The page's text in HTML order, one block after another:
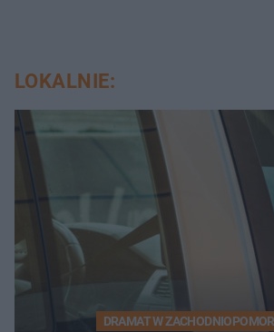
LOKALNIE:
DRAMAT W